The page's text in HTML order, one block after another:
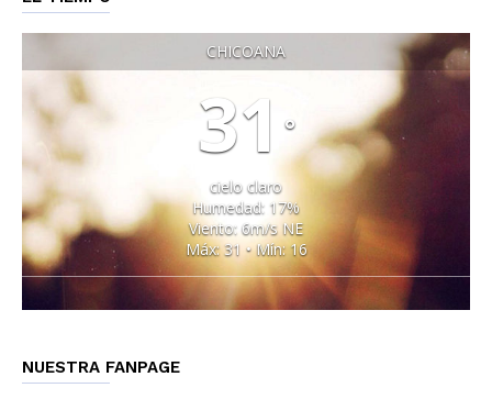
CHICOANA
31 °
cielo claro
Humedad: 17%
Viento: 6m/s NE
Máx: 31 • Mín: 16
NUESTRA FANPAGE